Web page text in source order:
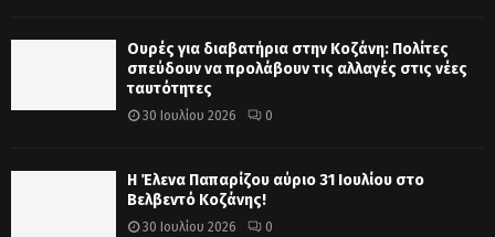
Ουρές για διαβατήρια στην Κοζάνη: Πολίτες
σπεύδουν να προλάβουν τις αλλαγές στις νέες
ταυτότητες
30 Ιουλίου 2026 0
Η Έλενα Παπαρίζου αύριο 31 Ιουλίου στο
Βελβεντό Κοζάνης!
30 Ιουλίου 2026 0